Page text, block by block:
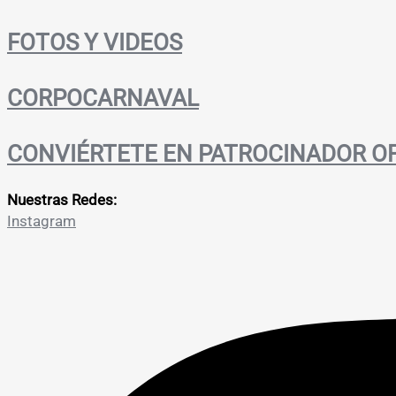
FOTOS Y VIDEOS
CORPOCARNAVAL
CONVIÉRTETE EN PATROCINADOR
Nuestras Redes:
Instagram